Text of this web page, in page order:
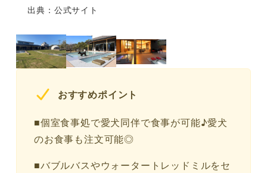
出典：公式サイト
おすすめポイント
■個室食事処で愛犬同伴で食事が可能♪愛犬
のお食事も注文可能◎
■バブルバスやウォータートレッドミルをセ